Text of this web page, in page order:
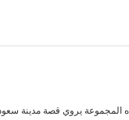
يروي قصة مدينة